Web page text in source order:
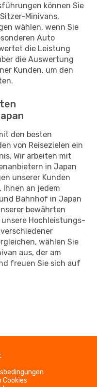
können Sie
Minivans,
wählen, wenn Sie
Auto
die Leistung
die Auswertung
Kunden, um den
den besten
von Reisezielen ein
Wir arbeiten mit
in Japan
unserer Kunden
Ihnen an jedem
Bahnhof in Japan
bewährten
Hochleistungs-
wählen Sie
aus, der am
freuen Sie sich auf
Cookies